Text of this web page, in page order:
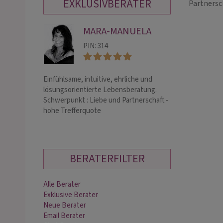
EXKLUSIVBERATER
MARA-MANUELA
PIN: 314
Einfühlsame, intuitive, ehrliche und
lösungsorientierte Lebensberatung.
Schwerpunkt : Liebe und Partnerschaft -
hohe Trefferquote
BERATERFILTER
Alle Berater
Exklusive Berater
Neue Berater
Email Berater